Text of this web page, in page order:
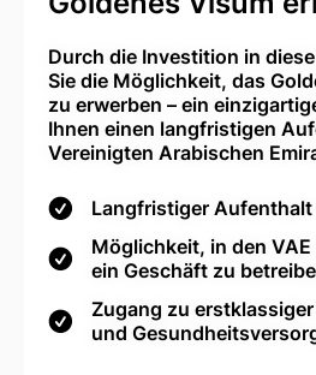
Durch die Investition in
Sie die Möglichkeit, das
zu erwerben – ein
Ihnen einen langfristigen
Vereinigten Arabischen
Langfristiger
Möglichkeit, in den
ein Geschäft zu
Zugang zu
und